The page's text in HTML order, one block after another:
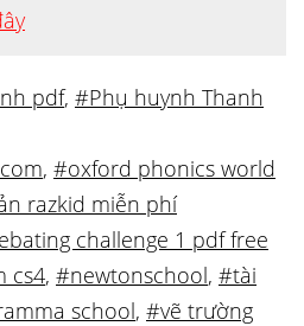
pdf, #Phụ huynh Thanh
, #oxford phonics world
razkid miễn phí
challenge 1 pdf free
cs4, #newtonschool, #tài
school, #vẽ trường